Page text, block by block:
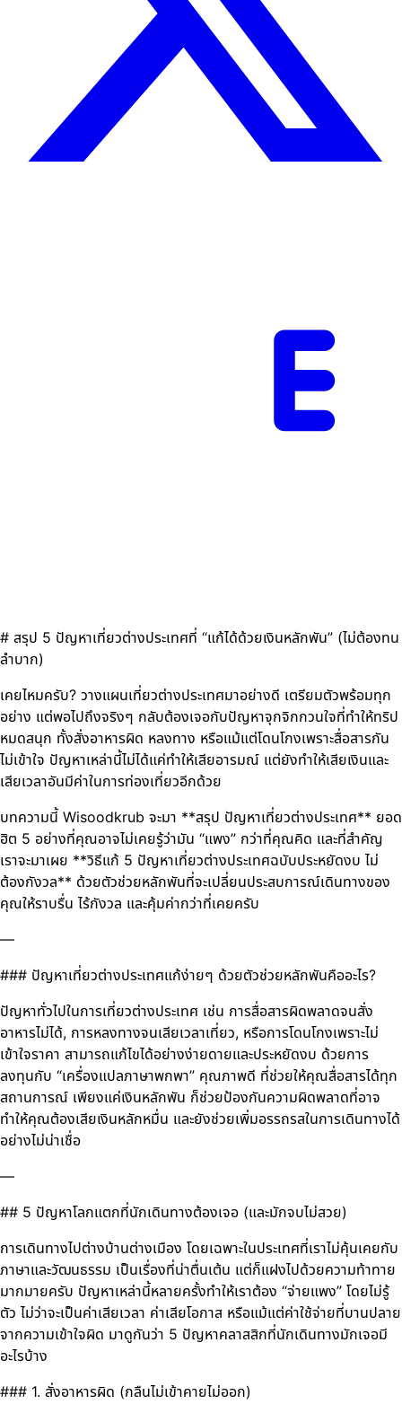
# สรุป 5 ปัญหาเที่ยวต่างประเทศที่ “แก้ได้ด้วยเงินหลักพัน” (ไม่ต้องทน
ลำบาก)
เคยไหมครับ? วางแผนเที่ยวต่างประเทศมาอย่างดี เตรียมตัวพร้อมทุก
อย่าง แต่พอไปถึงจริงๆ กลับต้องเจอกับปัญหาจุกจิกกวนใจที่ทำให้ทริป
หมดสนุก ทั้งสั่งอาหารผิด หลงทาง หรือแม้แต่โดนโกงเพราะสื่อสารกัน
ไม่เข้าใจ ปัญหาเหล่านี้ไม่ได้แค่ทำให้เสียอารมณ์ แต่ยังทำให้เสียเงินและ
เสียเวลาอันมีค่าในการท่องเที่ยวอีกด้วย
บทความนี้ Wisoodkrub จะมา **สรุป ปัญหาเที่ยวต่างประเทศ** ยอด
ฮิต 5 อย่างที่คุณอาจไม่เคยรู้ว่ามัน “แพง” กว่าที่คุณคิด และที่สำคัญ
เราจะมาเผย **วิธีแก้ 5 ปัญหาเที่ยวต่างประเทศฉบับประหยัดงบ ไม่
ต้องกังวล** ด้วยตัวช่วยหลักพันที่จะเปลี่ยนประสบการณ์เดินทางของ
คุณให้ราบรื่น ไร้กังวล และคุ้มค่ากว่าที่เคยครับ
—
### ปัญหาเที่ยวต่างประเทศแก้ง่ายๆ ด้วยตัวช่วยหลักพันคืออะไร?
ปัญหาทั่วไปในการเที่ยวต่างประเทศ เช่น การสื่อสารผิดพลาดจนสั่ง
อาหารไม่ได้, การหลงทางจนเสียเวลาเที่ยว, หรือการโดนโกงเพราะไม่
เข้าใจราคา สามารถแก้ไขได้อย่างง่ายดายและประหยัดงบ ด้วยการ
ลงทุนกับ “เครื่องแปลภาษาพกพา” คุณภาพดี ที่ช่วยให้คุณสื่อสารได้ทุก
สถานการณ์ เพียงแค่เงินหลักพัน ก็ช่วยป้องกันความผิดพลาดที่อาจ
ทำให้คุณต้องเสียเงินหลักหมื่น และยังช่วยเพิ่มอรรถรสในการเดินทางได้
อย่างไม่น่าเชื่อ
—
## 5 ปัญหาโลกแตกที่นักเดินทางต้องเจอ (และมักจบไม่สวย)
การเดินทางไปต่างบ้านต่างเมือง โดยเฉพาะในประเทศที่เราไม่คุ้นเคยกับ
ภาษาและวัฒนธรรม เป็นเรื่องที่น่าตื่นเต้น แต่ก็แฝงไปด้วยความท้าทาย
มากมายครับ ปัญหาเหล่านี้หลายครั้งทำให้เราต้อง “จ่ายแพง” โดยไม่รู้
ตัว ไม่ว่าจะเป็นค่าเสียเวลา ค่าเสียโอกาส หรือแม้แต่ค่าใช้จ่ายที่บานปลาย
จากความเข้าใจผิด มาดูกันว่า 5 ปัญหาคลาสสิกที่นักเดินทางมักเจอมี
อะไรบ้าง
### 1. สั่งอาหารผิด (กลืนไม่เข้าคายไม่ออก)